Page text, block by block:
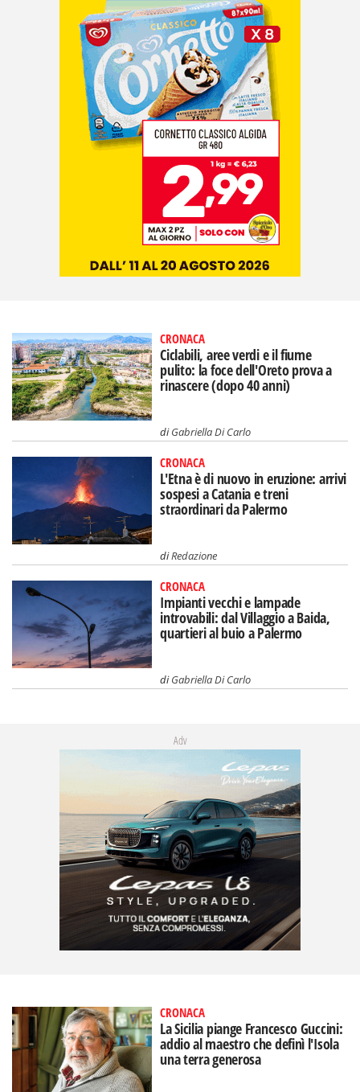
CRONACA
Ciclabili, aree verdi e il fiume
pulito: la foce dell'Oreto prova a
rinascere (dopo 40 anni)
diGabriella Di Carlo
CRONACA
L'Etna è di nuovo in eruzione: arrivi
sospesi a Catania e treni
straordinari da Palermo
diRedazione
CRONACA
Impianti vecchi e lampade
introvabili: dal Villaggio a Baida,
quartieri al buio a Palermo
diGabriella Di Carlo
Adv
CRONACA
La Sicilia piange Francesco Guccini:
addio al maestro che definì l'Isola
una terra generosa